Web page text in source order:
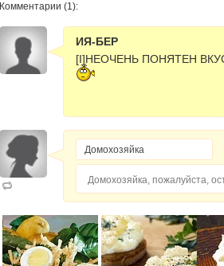
Комментарии (1):
ИЯ-БЕР
[I]НЕОЧЕНЬ ПОНЯТЕН
Домохозяйка, пожалуйста,